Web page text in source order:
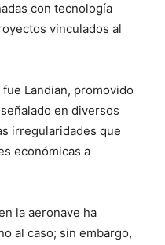
con tecnología
vinculados al
Landian, promovido
en diversos
irregularidades que
económicas a
la aeronave ha
al caso; sin embargo,